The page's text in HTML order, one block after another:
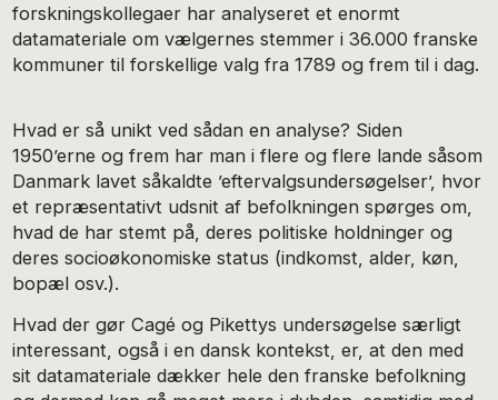
forskningskollegaer har analyseret et enormt
datamateriale om vælgernes stemmer i 36.000 franske
kommuner til forskellige valg fra 1789 og frem til i dag.
Hvad er så unikt ved sådan en analyse? Siden
1950’erne og frem har man i flere og flere lande såsom
Danmark lavet såkaldte ’eftervalgsundersøgelser’, hvor
et repræsentativt udsnit af befolkningen spørges om,
hvad de har stemt på, deres politiske holdninger og
deres socioøkonomiske status (indkomst, alder, køn,
bopæl osv.).
Hvad der gør Cagé og Pikettys undersøgelse særligt
interessant, også i en dansk kontekst, er, at den med
sit datamateriale dækker hele den franske befolkning